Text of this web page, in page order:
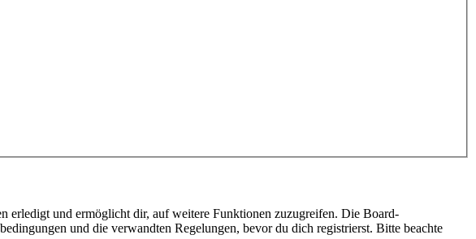
erledigt und ermöglicht dir, auf weitere Funktionen zuzugreifen. Die Board-
und die verwandten Regelungen, bevor du dich registrierst. Bitte beachte